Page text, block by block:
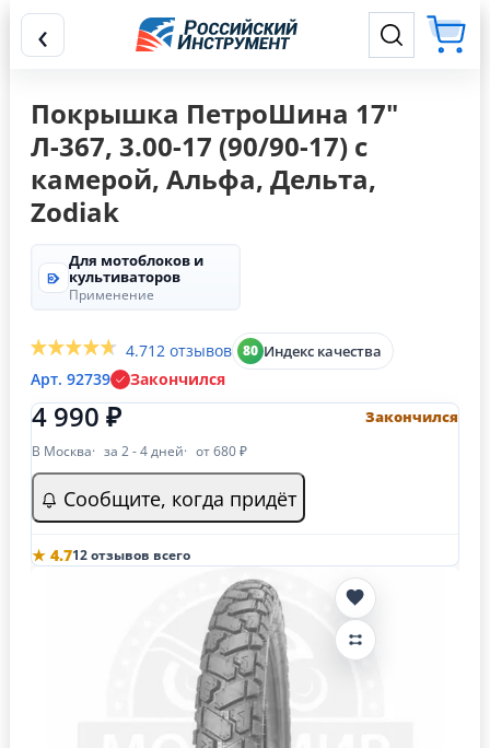
‹
Покрышка ПетроШина 17"
Л-367, 3.00-17 (90/90-17) с
камерой, Альфа, Дельта,
Zodiak
Для мотоблоков и
культиваторов
Применение
4.712 отзывов 80 Индекс качества
Арт. 92739 Закончился
4 990 ₽ Закончился
В Москва за 2 - 4 дней от 680 ₽
Сообщите, когда придёт
★ 4.712 отзывов всего